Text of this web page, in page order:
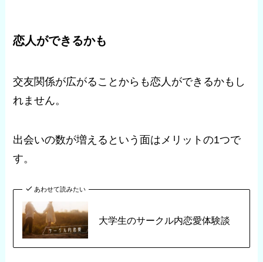
恋人ができるかも
交友関係が広がることからも恋人ができるかもし
れません。
出会いの数が増えるという面はメリットの1つで
す。
あわせて読みたい
大学生のサークル内恋愛体験談